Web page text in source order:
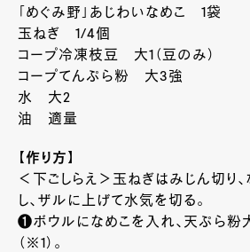
「めぐみ野」あじわいなめこ 1袋
玉ねぎ 1/4個
コープ冷凍枝豆 大1（豆のみ）
コープてんぷら粉 大3強
水 大2
油 適量
【作り方】
＜下ごしらえ＞玉ねぎはみじん切り
し、ザルに上げて水気を切る。
❶ボウルになめこを入れ、天ぷら粉
（※1）。